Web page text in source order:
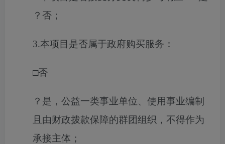
？ 否；
3.本项目是否属于政府购买服务：
□否
？ 是，公益一类事业单位、使用事业编制
且由财政拨款保障的群团组织，不得作为
承接主体；